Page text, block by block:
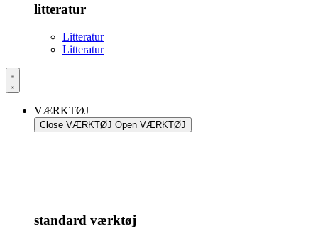
litteratur
Litteratur
Litteratur
VÆRKTØJ
Close VÆRKTØJ Open VÆRKTØJ
standard værktøj